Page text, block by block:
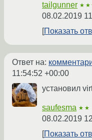
tailgunner
08.02.2019
Показать
Ответ на:
11:54:52 +00:00
установил
saufesma ★★
08.02.2019
Показать